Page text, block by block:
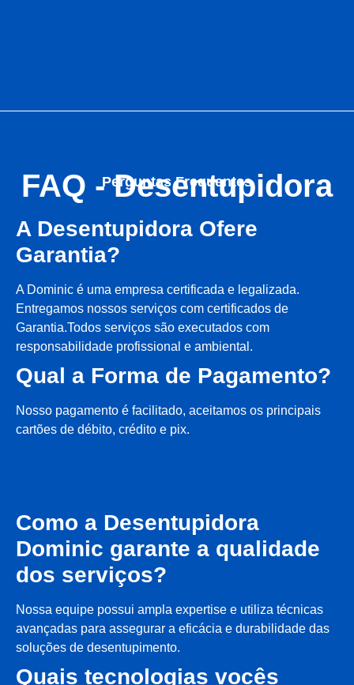
Perguntas Frequentes
FAQ - Desentupidora
A Desentupidora Ofere
Garantia?
A Dominic é uma empresa certificada e legalizada.
Entregamos nossos serviços com certificados de
Garantia.Todos serviços são executados com
responsabilidade profissional e ambiental.
Qual a Forma de Pagamento?
Nosso pagamento é facilitado, aceitamos os principais
cartões de débito, crédito e pix.
Como a Desentupidora
Dominic garante a qualidade
dos serviços?
Nossa equipe possui ampla expertise e utiliza técnicas
avançadas para assegurar a eficácia e durabilidade das
soluções de desentupimento.
Quais tecnologias vocês